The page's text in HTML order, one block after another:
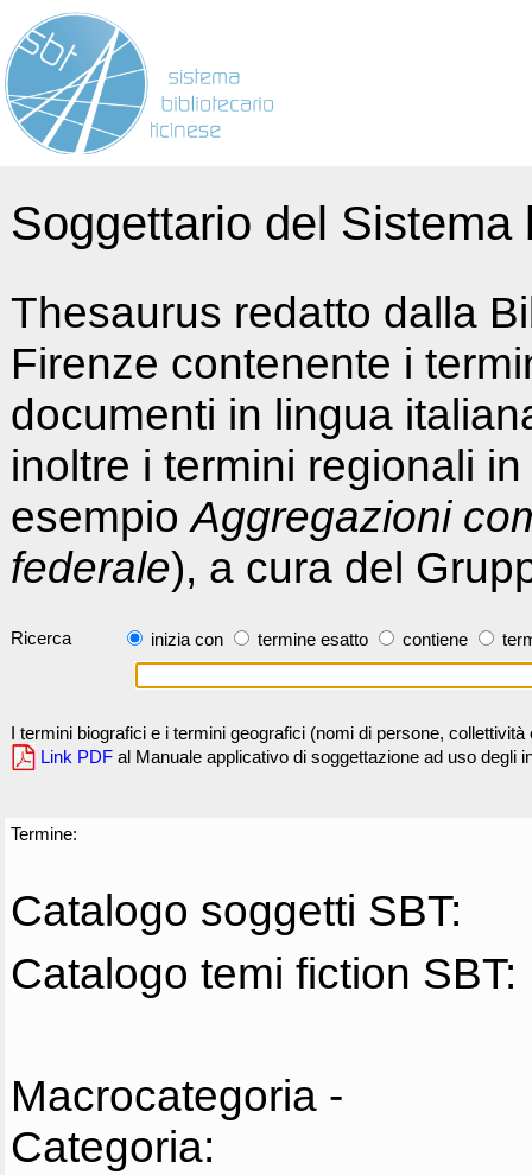
Soggettario del
Thesaurus redatto dalla
Firenze contenente i
documenti in lingua
inoltre i termini regionali
esempioAggregazioni
federale), a cura del
Ricerca inizia con termine esatto contiene
I termini biografici e i termini geografici (nomi di persone,
Link PDF al Manuale applicativo di soggettazione ad uso degli
Termine:
Catalogo soggetti SBT:
Catalogo temi fiction SBT:
Macrocategoria -
Categoria: